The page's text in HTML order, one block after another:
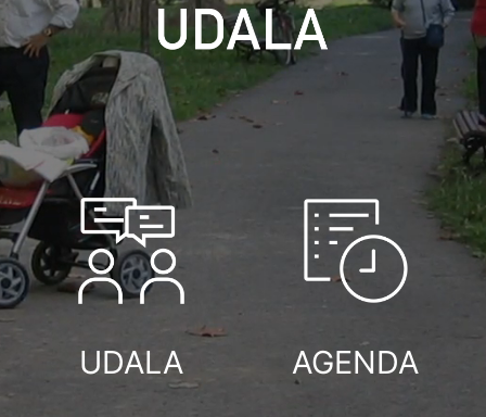
UDALA AGENDA